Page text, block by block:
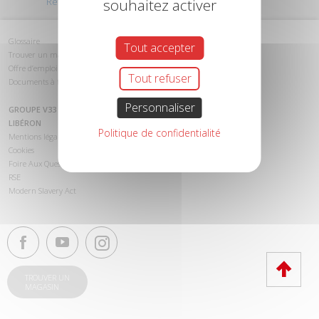
Glossaire
Trouver un magasin
Offre d’emploi
Documents à télécharger
GROUPE V33
LIBÉRON
Mentions légales
Cookies
Foire Aux Questions (FAQ)
RSE
Modern Slavery Act
souhaitez activer
Tout accepter
Tout refuser
Personnaliser
Politique de confidentialité